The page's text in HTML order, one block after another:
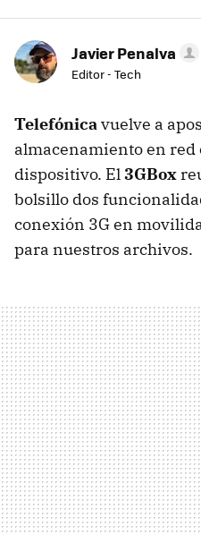
Javier Penalva
Editor - Tech
Telefónicavuelve a
almacenamiento en
dispositivo. El3GBox
bolsillo dos
conexión 3G en
para nuestros archivos.